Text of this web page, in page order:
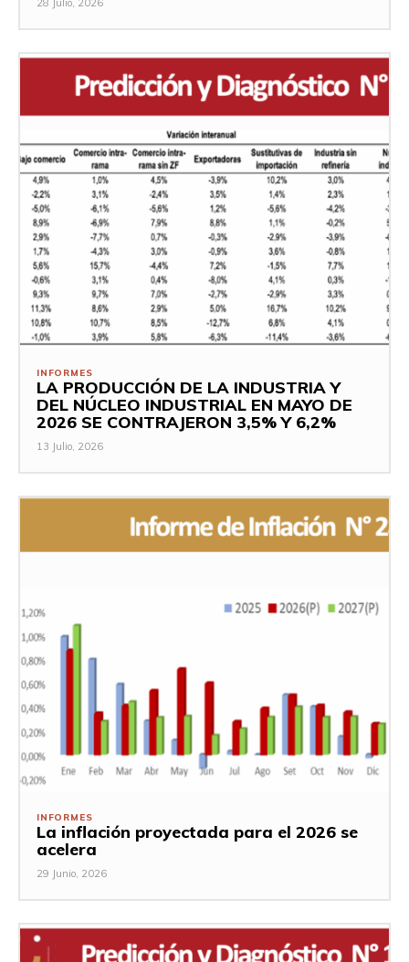
28 Julio, 2026
INFORMES
LA PRODUCCIÓN DE LA INDUSTRIA Y
DEL NÚCLEO INDUSTRIAL EN MAYO DE
2026 SE CONTRAJERON 3,5% Y 6,2%
13 Julio, 2026
INFORMES
La inflación proyectada para el 2026 se
acelera
29 Junio, 2026